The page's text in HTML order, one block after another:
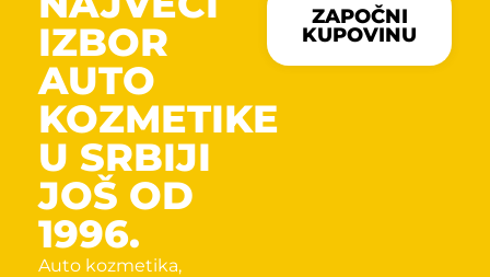
IZBOR
AUTO
KOZMETIKE
U SRBIJI
JOŠ OD
1996.
Auto kozmetika,
ZAPOČNI
KUPOVINU